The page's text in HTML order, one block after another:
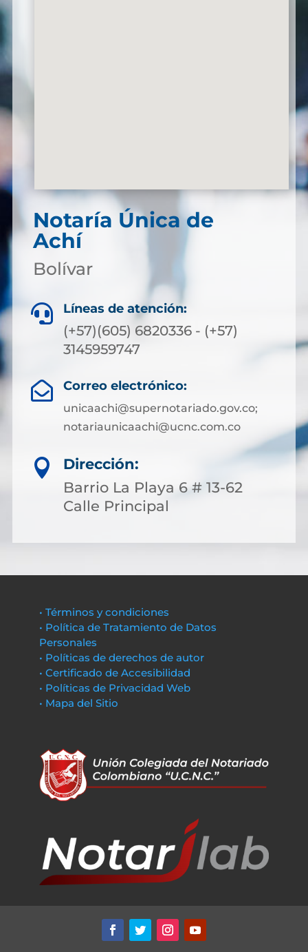
Notaría Única de
Achí
Bolívar
 Líneas de atención:
(+57)(605) 6820336 - (+57)
3145959747
 Correo electrónico:
unicaachi@supernotariado.gov.co;
notariaunicaachi@ucnc.com.co

Dirección:
Barrio La Playa 6 # 13-62
Calle Principal
• Términos y condiciones
• Política de Tratamiento de Datos
Personales
• Políticas de derechos de autor
• Certificado de Accesibilidad
• Políticas de Privacidad Web
• Mapa del Sitio